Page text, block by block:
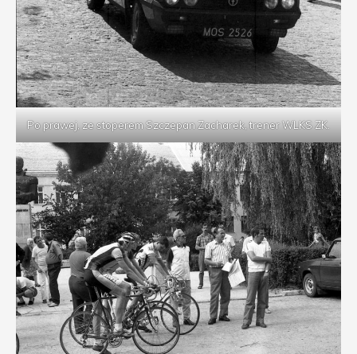
Po prawej, ze stoperem Szczepan Zacharek, trener WLKS ZK.